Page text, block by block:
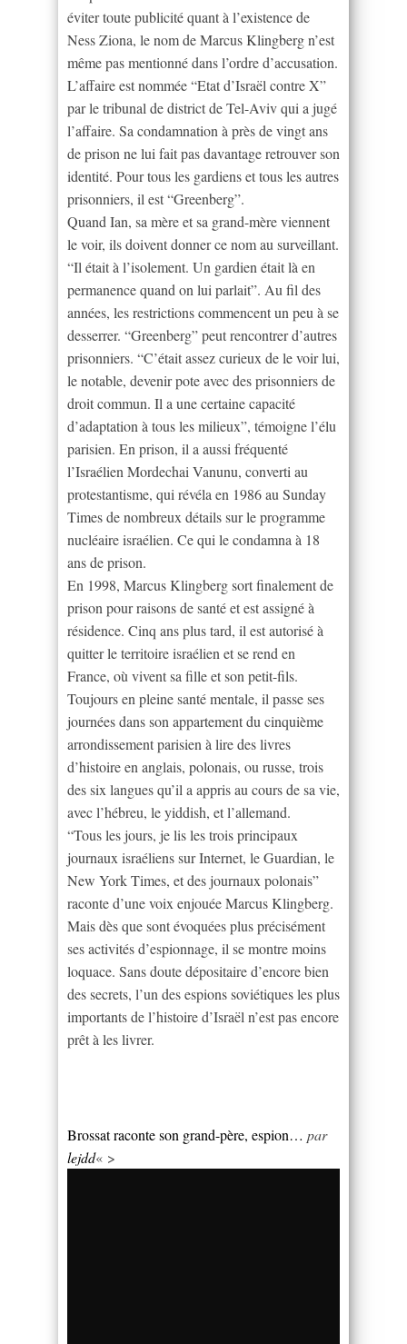
éviter toute publicité quant à l’existence de
Ness Ziona, le nom de Marcus Klingberg n’est
même pas mentionné dans l’ordre d’accusation.
L’affaire est nommée “Etat d’Israël contre X”
par le tribunal de district de Tel-Aviv qui a jugé
l’affaire. Sa condamnation à près de vingt ans
de prison ne lui fait pas davantage retrouver son
identité. Pour tous les gardiens et tous les autres
prisonniers, il est “Greenberg”.
Quand Ian, sa mère et sa grand-mère viennent
le voir, ils doivent donner ce nom au surveillant.
“Il était à l’isolement. Un gardien était là en
permanence quand on lui parlait”. Au fil des
années, les restrictions commencent un peu à se
desserrer. “Greenberg” peut rencontrer d’autres
prisonniers. “C’était assez curieux de le voir lui,
le notable, devenir pote avec des prisonniers de
droit commun. Il a une certaine capacité
d’adaptation à tous les milieux”, témoigne l’élu
parisien. En prison, il a aussi fréquenté
l’Israélien Mordechai Vanunu, converti au
protestantisme, qui révéla en 1986 au Sunday
Times de nombreux détails sur le programme
nucléaire israélien. Ce qui le condamna à 18
ans de prison.
En 1998, Marcus Klingberg sort finalement de
prison pour raisons de santé et est assigné à
résidence. Cinq ans plus tard, il est autorisé à
quitter le territoire israélien et se rend en
France, où vivent sa fille et son petit-fils.
Toujours en pleine santé mentale, il passe ses
journées dans son appartement du cinquième
arrondissement parisien à lire des livres
d’histoire en anglais, polonais, ou russe, trois
des six langues qu’il a appris au cours de sa vie,
avec l’hébreu, le yiddish, et l’allemand.
“Tous les jours, je lis les trois principaux
journaux israéliens sur Internet, le Guardian, le
New York Times, et des journaux polonais”
raconte d’une voix enjouée Marcus Klingberg.
Mais dès que sont évoquées plus précisément
ses activités d’espionnage, il se montre moins
loquace. Sans doute dépositaire d’encore bien
des secrets, l’un des espions soviétiques les plus
importants de l’histoire d’Israël n’est pas encore
prêt à les livrer.
Brossat raconte son grand-père, espion… par
lejdd« >